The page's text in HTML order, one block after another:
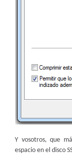
Y vosotros, que
espacio en el disco